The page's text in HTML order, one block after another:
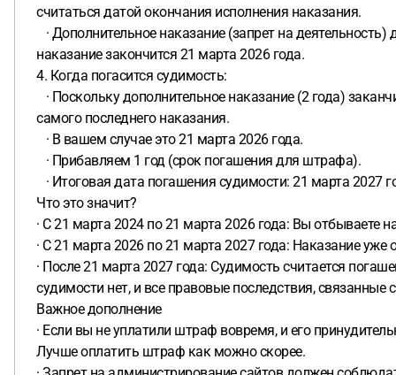
считаться датой окончания исполнения наказания.
· Дополнительное наказание (запрет на
наказание закончится 21 марта 2026 года.
4. Когда погасится судимость:
· Поскольку дополнительное наказание (2 года)
самого последнего наказания.
· В вашем случае это 21 марта 2026 года.
· Прибавляем 1 год (срок погашения для штрафа).
· Итоговая дата погашения судимости: 21 марта 2027
Что это значит?
· С 21 марта 2024 по 21 марта 2026 года: Вы отбываете
· С 21 марта 2026 по 21 марта 2027 года: Наказание
· После 21 марта 2027 года: Судимость считается
судимости нет, и все правовые последствия,
Важное дополнение
· Если вы не уплатили штраф вовремя, и его
Лучше оплатить штраф как можно скорее.